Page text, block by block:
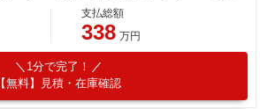
支払総額
338 万円
1分で完了！
【無料】見積・在庫確認